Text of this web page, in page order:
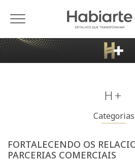
H+
Categorias
FORTALECENDO OS
PARCERIAS COMERCIAIS